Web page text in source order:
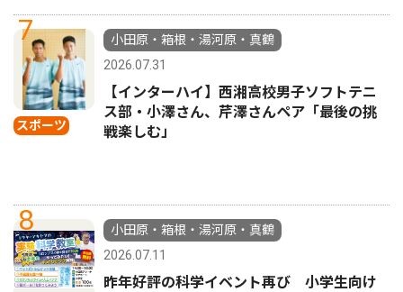
7
スポーツ
小田原・箱根・湯河原・真鶴
2026.07.31
【インターハイ】西湘高校男子ソフトテニ
ス部・小澤さん、芹澤さんペア「最後の挑
戦楽しむ」
8
小田原・箱根・湯河原・真鶴
2026.07.11
昨年好評の科学イベント再び 小学生向け